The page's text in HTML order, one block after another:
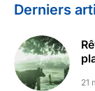
Derniers
21